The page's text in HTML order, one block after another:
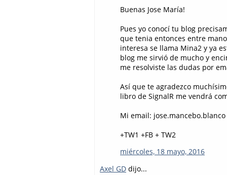
Buenas Jose María!
Pues yo conocí tu blog
que tenia entonces entre
interesa se llama Mina2 y ya
blog me sirvió de mucho y
me resolviste las dudas por
Así que te agradezco
libro de SignalR me vendrá
Mi email:
+TW1 +FB + TW2
miércoles, 18 mayo, 2016
Axel GD dijo...